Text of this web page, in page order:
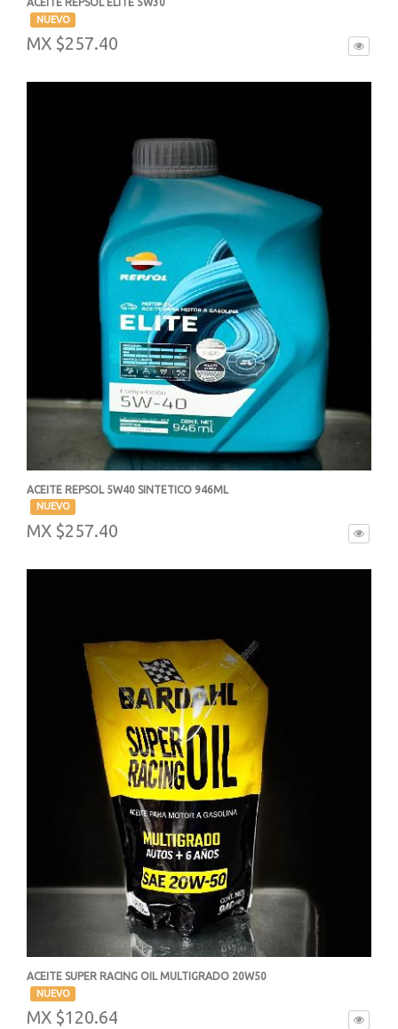
NUEVO
MX $257.40
ACEITE REPSOL 5W40 SINTETICO 946ML
NUEVO
MX $257.40
ACEITE SUPER RACING OIL MULTIGRADO 20W50
NUEVO
MX $120.64